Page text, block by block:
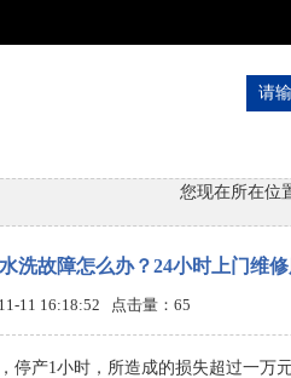
您现在所在位
洗故障怎么办？24小时上门维
11 16:18:52 点击量： 65
产1小时，所造成的损失超过一万元